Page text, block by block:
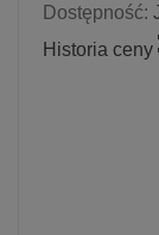
Dostępność:
Historia ceny